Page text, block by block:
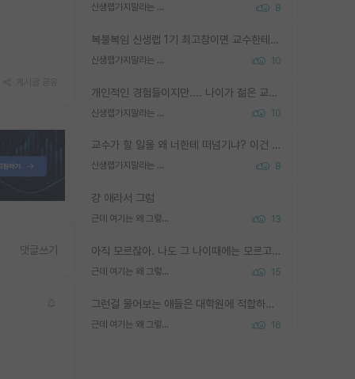
신생랩가지말라는 이유가 있었구나 8
복불복임 신생랩 1기 최고참이면 교수한테 직접 지도받는 시간이 매우 많음 제대로 된 교수라면 말이지 그게 아니라면 그냥 넌 해방 불가능한 노예 1호에 감점쓰레기통이 되는거고
신생랩가지말라는 이유가 있었구나 10
개인적인 경험들이지만.... 나이가 젊은 교수일수록 꼰대라는 가면을 쓴 채로 무례함을 행동하는 경우가 거의 90% 정도였음. 나이가 어린데 다른 또래들과 달리 명예, 권력, 재력까지 얻었으니 세상 다 가진 기분이겠지. 오히러 나이 든 교수들이 행동과 말을 더 조심하시더라.
신생랩가지말라는 이유가 있었구나 10
교수가 할 일을 왜 너한테 떠넘기냐? 이건 교수가 제대로 잘 알지 못하는 경우일텐데...
신생랩가지말라는 이유가 있었구나 8
걍 애라서 그럼
근데 여기는 왜 그렇게 SPK를 물어보는거임? 13
아직 모르잖아. 나도 그 나이때에는 모르고 평가 받고 안심하고 싶었어.
근데 여기는 왜 그렇게 SPK를 물어보는거임? 15
그런걸 물어보는 애들은 대학원에 적합하지 않다
근데 여기는 왜 그렇게 SPK를 물어보는거임? 16
댓글쓰기